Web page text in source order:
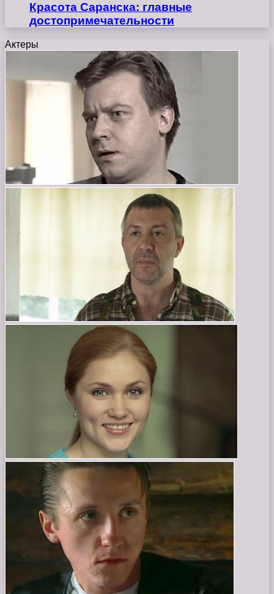
Красота Саранска: главные
достопримечательности
Актеры